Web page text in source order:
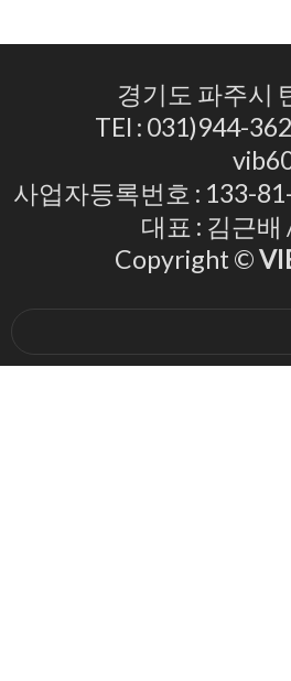
경기도 파주시
TEl : 031)944-
사업자등록번호 : 133-
대표 : 김근
Copyright ©